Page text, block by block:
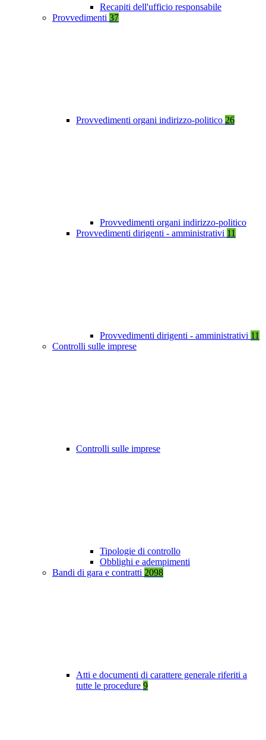
Recapiti dell'ufficio responsabile
Provvedimenti 37
Provvedimenti organi indirizzo-politico 26
Provvedimenti organi indirizzo-politico
Provvedimenti dirigenti - amministrativi 11
Provvedimenti dirigenti - amministrativi 11
Controlli sulle imprese
Controlli sulle imprese
Tipologie di controllo
Obblighi e adempimenti
Bandi di gara e contratti 2098
Atti e documenti di carattere generale riferiti a
tutte le procedure 9